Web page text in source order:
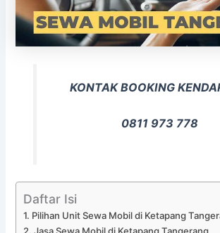
KONTAK BOOKING
0811 973 778
Daftar Isi
Pilihan Unit Sewa Mobil di Ketapang